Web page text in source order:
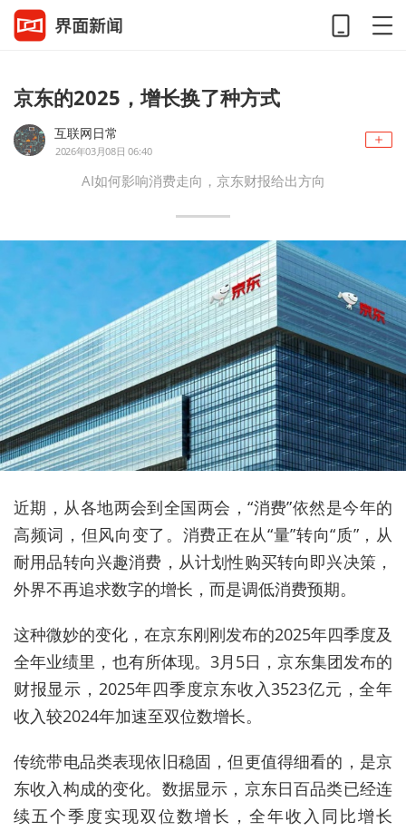
京东的2025，增长换了种方式
互联网日常
2026年03月08日 06:40
AI如何影响消费走向，京东财报给出方向
近期， 从各地两会到全国两会，“消费”依然是今年的
高频词，但风向变了。消费正在从“量”转向“质”，从
耐用品转向兴趣消费，从计划性购买转向即兴决策 ，
外界不再追求数字的增长，而是调低消费预期。
这种微妙的变化，在京东刚刚发布的2025年四季度及
全年业绩里， 也有所体现。3月5日，京东集团发布的
财报显示， 2025年四季度京东收入3523亿元 ，全年
收入较2024年加速至双位数增长。
传统带电品类表现依旧稳固，但更值得细看的，是京
东收入构成的变化。 数据显示， 京东日百品类已经连
续五个季度实现双位数增长，全年收入同比增长